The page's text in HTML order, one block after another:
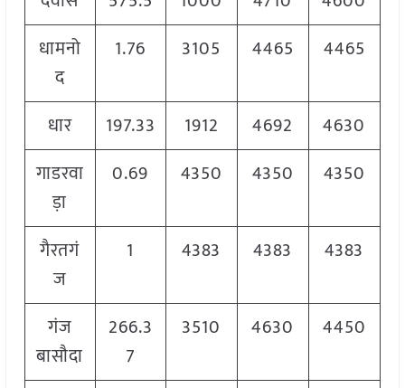
धामनो
द
1.76 3105 4465 4465
धार 197.33 1912 4692
4630
गाडरवा
ड़ा
0.69 4350 4350 4350
गैरतगं
ज
1 4383 4383 4383
गंज
बासौदा
266.3
7
3510 4630 4450